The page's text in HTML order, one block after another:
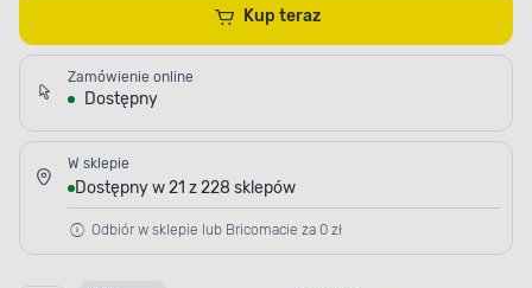
Kup teraz
Zamówienie online
Dostępny
W sklepie
Dostępny w 21 z 228 sklepów
Odbiór w sklepie lub Bricomacie za 0 zł